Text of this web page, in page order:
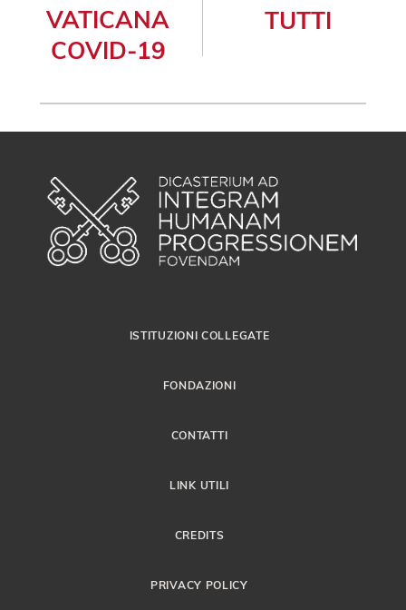
VATICANA
COVID-19
TUTTI
ISTITUZIONI COLLEGATE
FONDAZIONI
CONTATTI
LINK UTILI
CREDITS
PRIVACY POLICY